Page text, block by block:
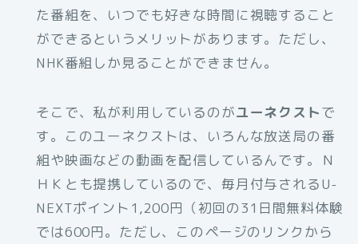
た番組を、いつでも好きな時間に視聴すること
ができるというメリットがあります。ただし、
NHK番組しか見ることができません。
そこで、私が利用しているのがユーネクストで
す。このユーネクストは、いろんな放送局の番
組や映画などの動画を配信しているんです。Ｎ
ＨＫとも提携しているので、毎月付与されるU-
NEXTポイント1,200円（初回の31日間無料体験
では600円。ただし、このページのリンクから